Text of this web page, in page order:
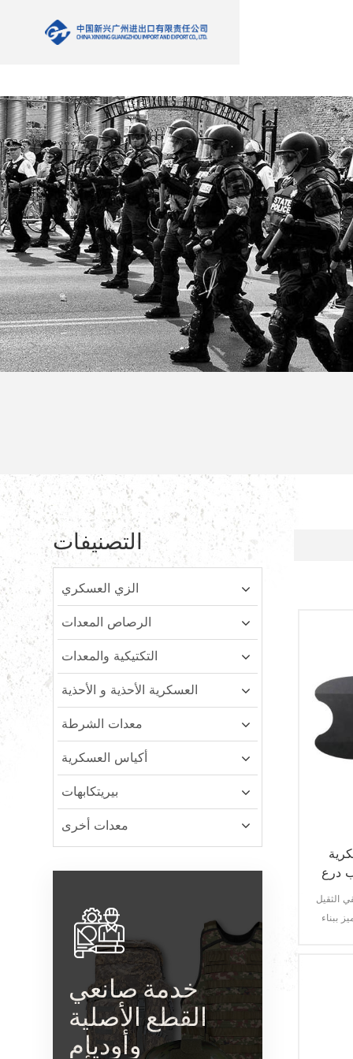
درع
الثقيل
ببناء
التصنيفات
الزي العسكري
الرصاص المعدات
التكتيكية والمعدات
العسكرية الأحذية و الأحذية
معدات الشرطة
أكياس العسكرية
بيريتكابهات
معدات أخرى
خدمة صانعي
القطع الأصلية
وأوديإم